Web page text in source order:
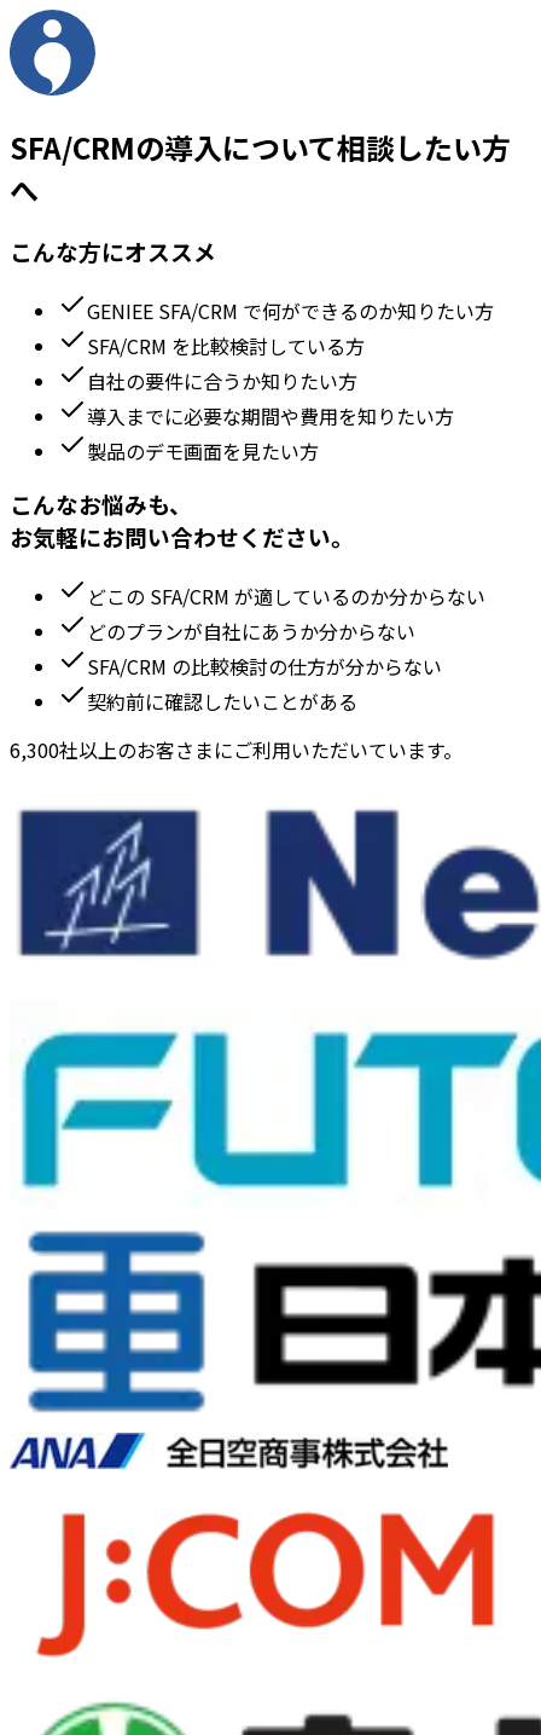
SFA/CRMの導入について相談したい方
へ
こんな方にオススメ
GENIEE SFA/CRM で何ができるのか知りたい方
SFA/CRM を比較検討している方
自社の要件に合うか知りたい方
導入までに必要な期間や費用を知りたい方
製品のデモ画面を見たい方
こんなお悩みも、
お気軽にお問い合わせください。
どこの SFA/CRM が適しているのか分からない
どのプランが自社にあうか分からない
SFA/CRM の比較検討の仕方が分からない
契約前に確認したいことがある
6,300社以上のお客さまにご利用いただいています。